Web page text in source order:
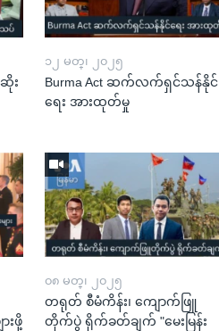
း
၁၂ မတ္၊ ၂၀၂၅
Burma Act ဆက်လက်ရှင်သန်နိုင်
ရေး အားထုတ်မှု
းဖို့
၀၈ မတ္၊ ၂၀၂၅
တရုတ် စီမံကိန်း၊ ကျောက်ဖြူ
တိုက်ပွဲ ရိုက်ခတ်ချက် "မေးမြန်း